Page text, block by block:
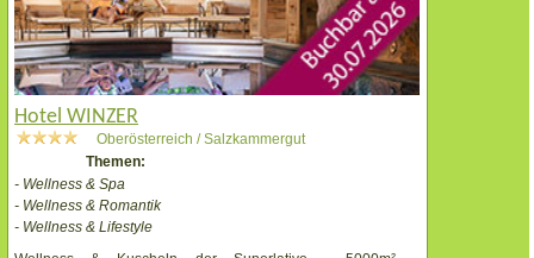
Hotel WINZER
Oberösterreich / Salzkammergut
Themen:
- Wellness & Spa
- Wellness & Romantik
- Wellness & Lifestyle